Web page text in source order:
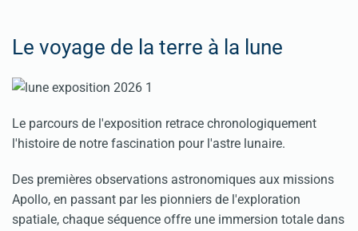
Le voyage de la terre à la lune
Le parcours de l'exposition retrace chronologiquement
l'histoire de notre fascination pour l'astre lunaire.
Des premières observations astronomiques aux missions
Apollo, en passant par les pionniers de l'exploration
spatiale, chaque séquence offre une immersion totale dans